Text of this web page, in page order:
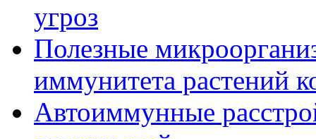
угроз
Полезные
иммунитета растений
Автоиммунные